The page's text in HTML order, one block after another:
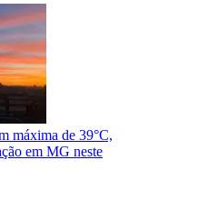
máxima de 39°C,
em MG neste